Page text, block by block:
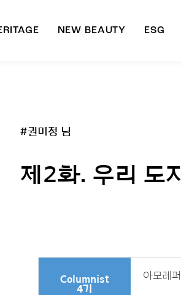
NEW BEAUTY ESG
#권미정 님
제2화. 우리 도
Columnist
4기
아모레